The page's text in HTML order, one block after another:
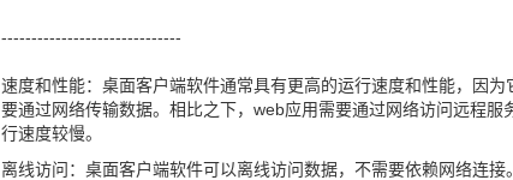
------------------------------
速度和性能：桌面客户端软件通常具有更高的运行速度和性能，因
要通过网络传输数据。相比之下，web应用需要通过网络访问远程
行速度较慢。
离线访问：桌面客户端软件可以离线访问数据，不需要依赖网络连